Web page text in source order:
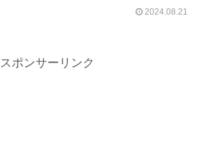
2024.08.21
スポンサーリンク